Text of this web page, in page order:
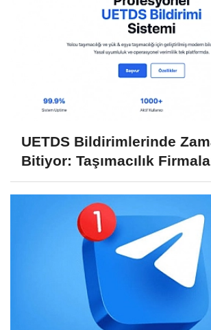
UETDS Bildirimlerinde
Bitiyor: Taşımacılık